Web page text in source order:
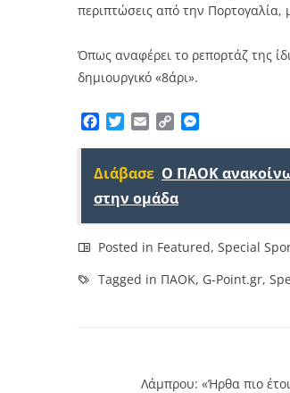
περιπτώσεις από την Πορτογαλία,
Όπως αναφέρει το ρεπορτάζ της
δημιουργικό «8άρι».
Facebook
TwitterEmailCopy
Διάβασε Ο ΠΑΟΚ
στην ομάδα
Posted in Featured, Special
Tagged in ΠΑΟΚ, G-Point.gr,
Λάμπρου: «Ήρθα πιο